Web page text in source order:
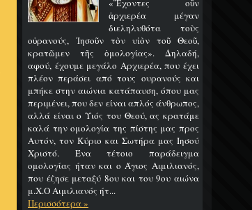
«Ἔχοντες οὒν
ἀρχιερέα μέγαν
διεληλυθότα τοὺς
οὐρανούς, Ἰησοῦν τὸν υἱὸν τοῦ Θεοῦ,
κρατῶμεν τῆς ὁμολογίας». Δηλαδή,
αφού, έχουμε μεγάλο Αρχιερέα, που έχει
πλέον περάσει από τους ουρανούς και
μπήκε στην αιώνια κατάπαυση, όπου μας
περιμένει, που δεν είναι απλός άνθρωπος,
αλλά είναι ο Υιός του Θεού, ας κρατάμε
καλά την ομολογία της πίστης μας προς
Αυτόν, τον Κύριο και Σωτήρα μας Ιησού
Χριστό. Ένα τέτοιο παράδειγμα
ομολογίας ήταν και ο Άγιος Αιμιλιανός,
που έζησε μεταξύ 8ου και του 9ου αιώνα
μ.Χ.Ο Αιμιλιανός ήτ...
Περισσότερα »